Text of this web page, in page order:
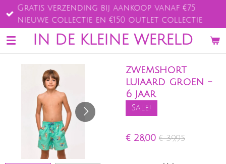
Ga
direct
naar
de
IN DE KLEINE WERELD
Gratis verzending bij aankoop vanaf €75
nieuwe collectie en €150 outlet collectie
zwemshort
luiaard groen -
6 jaar
Sale!
€ 28,00 € 39,95